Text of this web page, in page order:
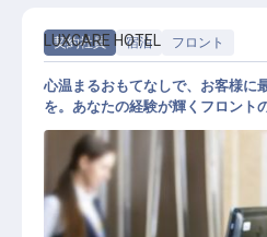
契約社員 宿泊 フロント
LUXCARE HOTEL
心温まるおもてなしで、お客様に
を。あなたの経験が輝くフロント